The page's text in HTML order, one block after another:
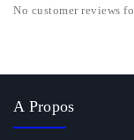
No customer reviews
A Propos